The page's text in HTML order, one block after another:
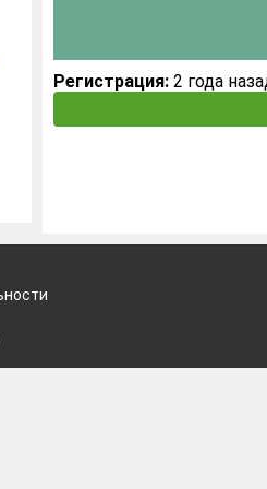
Регистрация: 2 года